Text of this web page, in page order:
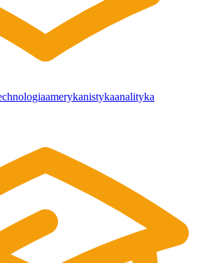
amerykanistykaanalityka